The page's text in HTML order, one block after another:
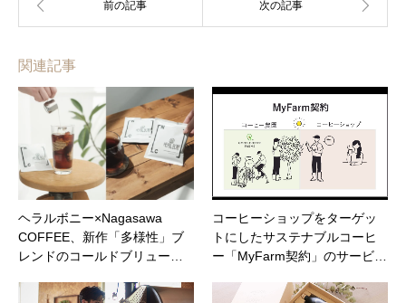
関連記事
ヘラルボニー×Nagasawa
COFFEE、新作「多様性」ブ
レンドのコールドブリュー…
コーヒーショップをターゲッ
トにしたサステナブルコーヒ
ー「MyFarm契約」のサービ…